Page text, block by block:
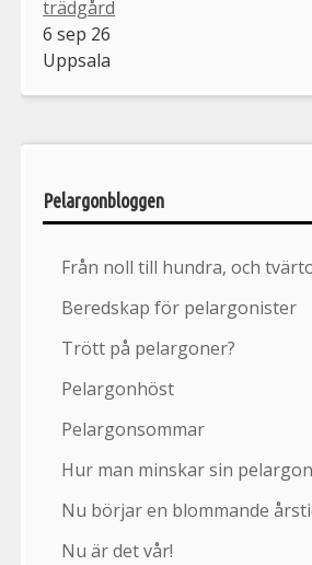
trädgård
6 sep 26
Uppsala
Pelargonbloggen
Från noll till hundra, och
Beredskap för pelargonister
Trött på pelargoner?
Pelargonhöst
Pelargonsommar
Hur man minskar sin
Nu börjar en blommande
Nu är det vår!